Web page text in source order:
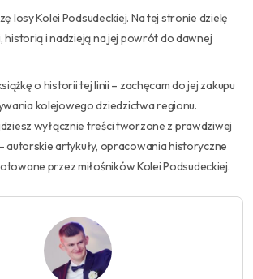
losy Kolei Podsudeckiej. Na tej stronie dzielę
historią i nadzieją na jej powrót do dawnej
o historii tej linii – zachęcam do jej zakupu
kolejowego dziedzictwa regionu.
wyłącznie treści tworzone z prawdziwej
autorskie artykuły, opracowania historyczne
przez miłośników Kolei Podsudeckiej.